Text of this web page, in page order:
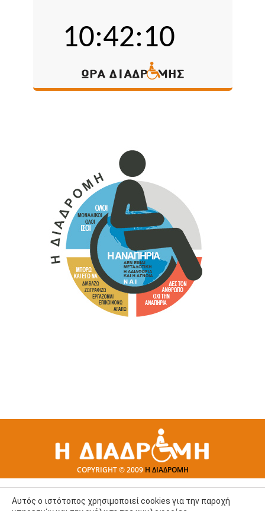
COPYRIGHT © 2009 Η ΔΙΑΔΡΟΜΗ
Αυτός ο ιστότοπος χρησιμοποιεί cookies για την παροχή